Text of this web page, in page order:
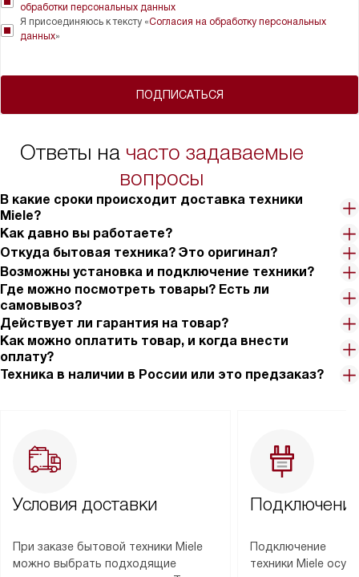
ПОДПИСАТЬСЯ
обработки персональных данных
Я присоединяюсь к тексту «Согласия на обработку персональных
данных»
Ответы на часто задаваемые
вопросы
В какие сроки происходит доставка техники
Miele?
Как давно вы работаете?
Откуда бытовая техника? Это оригинал?
Возможны установка и подключение техники?
Где можно посмотреть товары? Есть ли
самовывоз?
Действует ли гарантия на товар?
Как можно оплатить товар, и когда внести
оплату?
Техника в наличии в России или это предзаказ?
Условия доставки
При заказе бытовой техники Miele
можно выбрать подходящие
Подключение
техники Miele